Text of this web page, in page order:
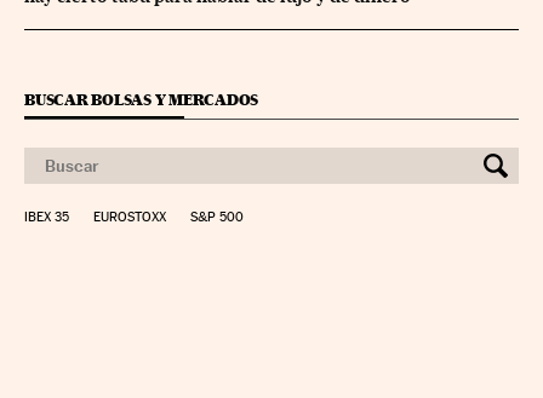
BUSCAR BOLSAS Y MERCADOS
IBEX 35 EUROSTOXX S&P 500